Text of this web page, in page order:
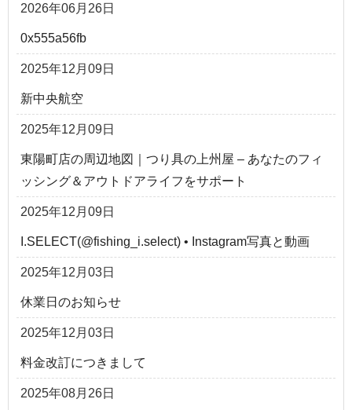
2026年06月26日
0x555a56fb
2025年12月09日
新中央航空
2025年12月09日
東陽町店の周辺地図｜つり具の上州屋 – あなたのフィ
ッシング＆アウトドアライフをサポート
2025年12月09日
I.SELECT(@fishing_i.select) • Instagram写真と動画
2025年12月03日
休業日のお知らせ
2025年12月03日
料金改訂につきまして
2025年08月26日